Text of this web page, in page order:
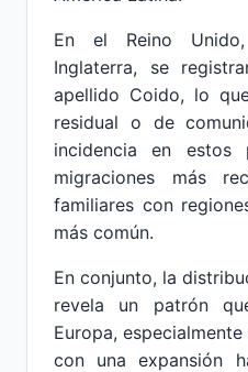
En el Reino
Inglaterra, se
apellido Coido, lo
residual o de
incidencia en estos
migraciones más
familiares con
más común.
En conjunto, la
revela un patrón
Europa,
con una expansión